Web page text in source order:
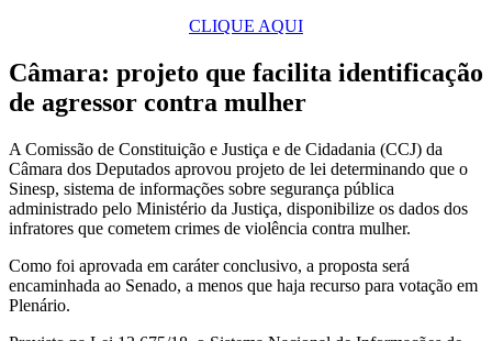
CLIQUE AQUI
Câmara: projeto que facilita identificação
de agressor contra mulher
A Comissão de Constituição e Justiça e de Cidadania (CCJ) da
Câmara dos Deputados aprovou projeto de lei determinando que o
Sinesp, sistema de informações sobre segurança pública
administrado pelo Ministério da Justiça, disponibilize os dados dos
infratores que cometem crimes de violência contra mulher.
Como foi aprovada em caráter conclusivo, a proposta será
encaminhada ao Senado, a menos que haja recurso para votação em
Plenário.